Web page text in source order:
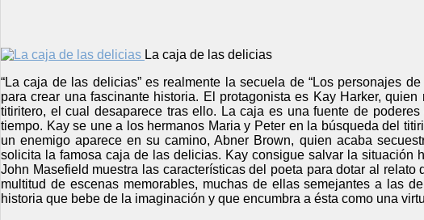
La caja de las delicias
“La caja de las delicias” es realmente la secuela de “Los personajes
para crear una fascinante historia. El protagonista es Kay Harker,
titiritero, el cual desaparece tras ello. La caja es una fuente de
tiempo. Kay se une a los hermanos Maria y Peter en la búsqueda del
un enemigo aparece en su camino, Abner Brown, quien acaba
solicita la famosa caja de las delicias. Kay consigue salvar la situación
John Masefield muestra las características del poeta para dotar al
multitud de escenas memorables, muchas de ellas semejantes a las
historia que bebe de la imaginación y que encumbra a ésta como una